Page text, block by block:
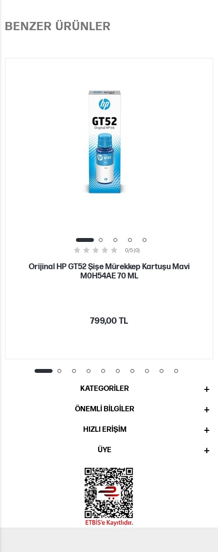
BENZER ÜRÜNLER
0/5 (0)
Orijinal HP GT52 Şişe Mürekkep Kartuşu Mavi
M0H54AE 70 ML
799,00 TL
KATEGORILER
ÖNEMLI BILGILER
HIZLI ERIŞIM
ÜYE